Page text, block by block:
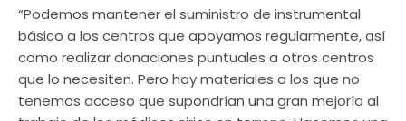
“Podemos mantener el suministro de instrumental
básico a los centros que apoyamos regularmente, así
como realizar donaciones puntuales a otros centros
que lo necesiten. Pero hay materiales a los que no
tenemos acceso que supondrían una gran mejoría al